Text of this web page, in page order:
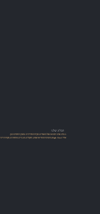
הבלוג שלנו
בבלוג שלנו תמצאו שלל מאמרים, סקירות ומדריכים במגוון תחומים כגון:
אודיו High-End, מערכות סטריאו ושמע, רמקולים, מגברים, פטיפונים, מקורות דיגיטליים, סטרימינג, מידע על מותגי אודיו מדריכים מקצועיים למתחילים ומתקדמים ועוד.